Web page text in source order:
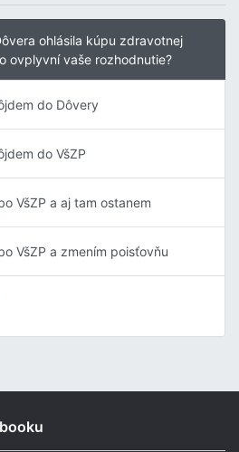
ohlásila kúpu zdravotnej
ovplyvní vaše rozhodnutie?
do Dôvery
do VšZP
VšZP a aj tam ostanem
VšZP a zmením poisťovňu